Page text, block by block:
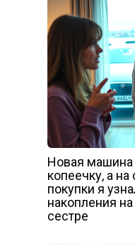
Новая
копеечку, а
покупки я
накопления
сестре